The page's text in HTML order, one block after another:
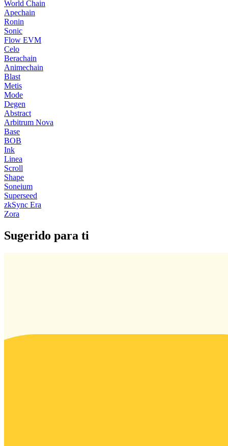
World Chain
Apechain
Ronin
Sonic
Flow EVM
Celo
Berachain
Animechain
Blast
Metis
Mode
Degen
Abstract
Arbitrum Nova
Base
BOB
Ink
Linea
Scroll
Shape
Soneium
Superseed
zkSync Era
Zora
Sugerido para ti